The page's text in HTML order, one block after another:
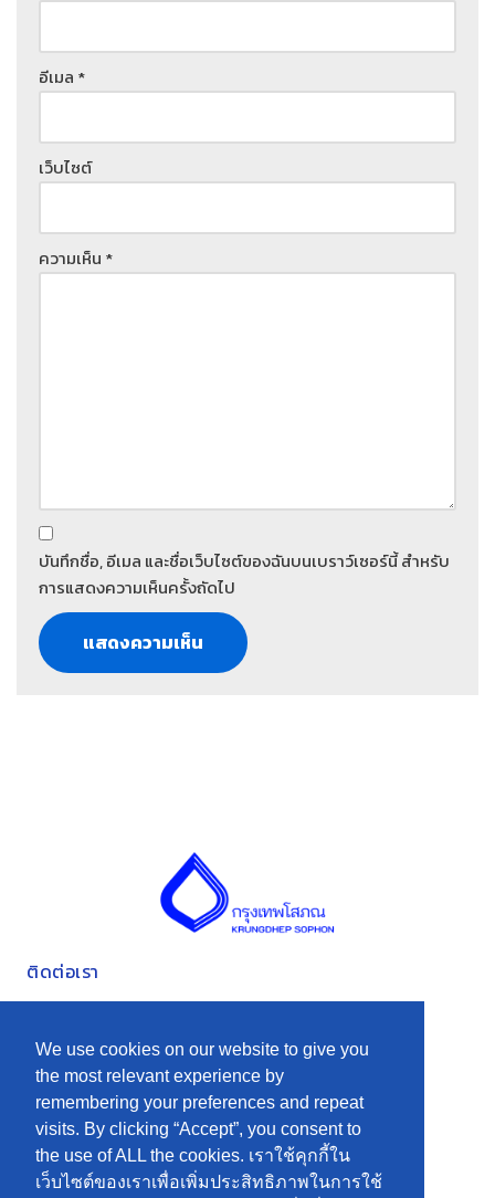
อีเมล *
เว็บไซต์
ความเห็น *
บันทึกชื่อ, อีเมล และชื่อเว็บไซต์ของฉันบนเบราว์เซอร์นี้ สำหรับ
การแสดงความเห็นครั้งถัดไป
ติดต่อเรา
กรุงเทพมหานคร 10140
0-2871-3191-5
เมนู
หน้าหลัก
นักลงทุนสัมพันธ์
We use cookies on our website to give you
the most relevant experience by
remembering your preferences and repeat
visits. By clicking “Accept”, you consent to
the use of ALL the cookies. เราใช้คุกกี้ใน
เว็บไซต์ของเราเพื่อเพิ่มประสิทธิภาพในการใช้